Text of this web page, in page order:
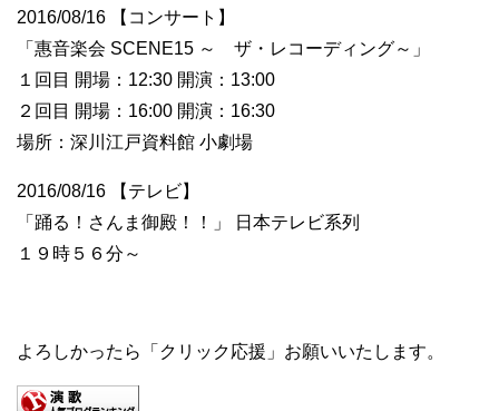
2016/08/16 【コンサート】
「惠音楽会 SCENE15 ～ ザ・レコーディング～」
１回目 開場：12:30 開演：13:00
２回目 開場：16:00 開演：16:30
場所：深川江戸資料館 小劇場
2016/08/16 【テレビ】
「踊る！さんま御殿！！」 日本テレビ系列
１９時５６分～
よろしかったら「クリック応援」お願いいたします。